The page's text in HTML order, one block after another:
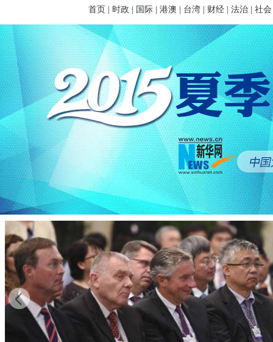
首页 时政 国际| 港澳 台湾| 财经| 法治| 社会